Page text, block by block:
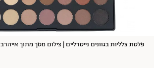
פלטת צלליות בגוונים נייטרליים | צילום מסך מתוך אייהרב